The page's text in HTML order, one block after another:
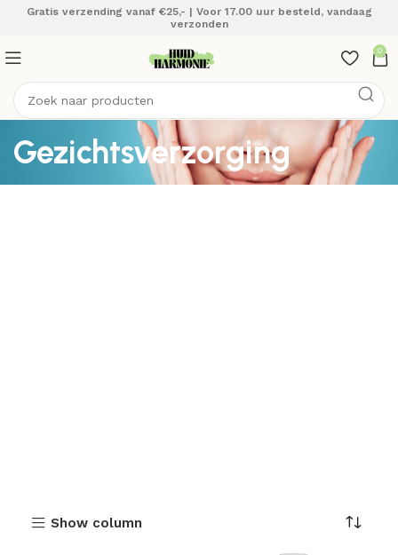
Gratis verzending vanaf €25,- | Voor 17.00 uur besteld, vandaag
verzonden
0
Gezichtsverzorging
Show column